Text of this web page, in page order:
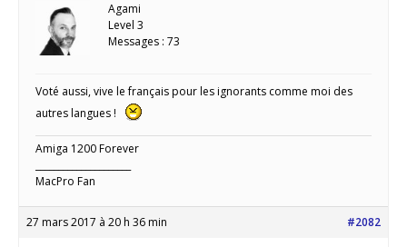
Agami
Level 3
Messages : 73
Voté aussi, vive le français pour les ignorants comme moi des
autres langues !
Amiga 1200 Forever
MacPro Fan
27 mars 2017 à 20 h 36 min #2082